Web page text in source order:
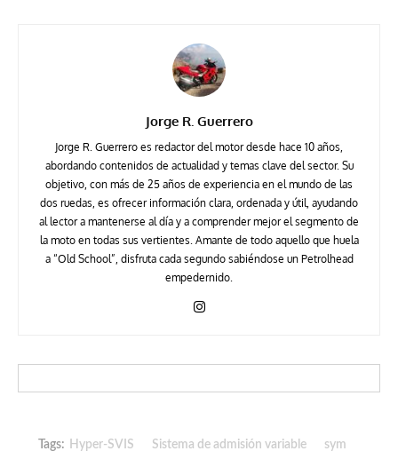
Jorge R. Guerrero
Jorge R. Guerrero es redactor del motor desde hace 10 años,
abordando contenidos de actualidad y temas clave del sector. Su
objetivo, con más de 25 años de experiencia en el mundo de las
dos ruedas, es ofrecer información clara, ordenada y útil, ayudando
al lector a mantenerse al día y a comprender mejor el segmento de
la moto en todas sus vertientes. Amante de todo aquello que huela
a “Old School”, disfruta cada segundo sabiéndose un Petrolhead
empedernido.
Tags: Hyper-SVIS Sistema de admisión variable sym